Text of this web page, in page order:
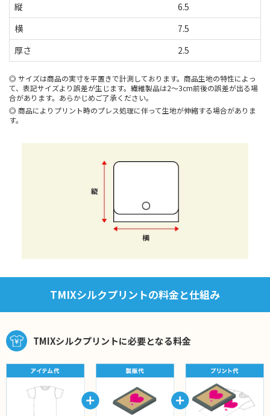
縦
6.5
横
7.5
厚さ
2.5
サイズは商品の実寸を平置きで計測しております。商品生地の特性によっ
て、表記サイズより誤差が生じます。繊維製品は2～3cm前後の誤差が出る場
合があります。あらかじめご了承ください。
商品によりプリント時のプレス処理に伴って生地が伸縮する場合がありま
す。
TMIXシルクプリントの料金と仕組み
TMIXシルクプリントに必要となる料金